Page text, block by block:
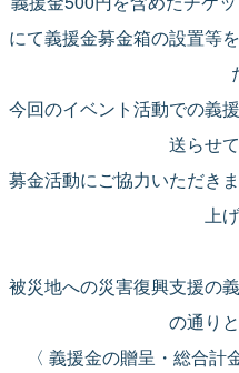
にて義援金募金箱の設置等
今回のイベント活動での義
送らせ
募金活動にご協力いただき
上
被災地への災害復興支援の
の通り
〈 義援金の贈呈・総合計